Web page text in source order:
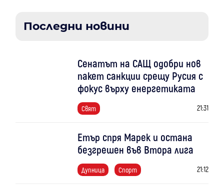
Последни новини
Сенатът на САЩ одобри нов
пакет санкции срещу Русия с
фокус върху енергетиката
Свят 21:31
Етър спря Марек и остана
безгрешен във Втора лига
Дупница Спорт 21:12